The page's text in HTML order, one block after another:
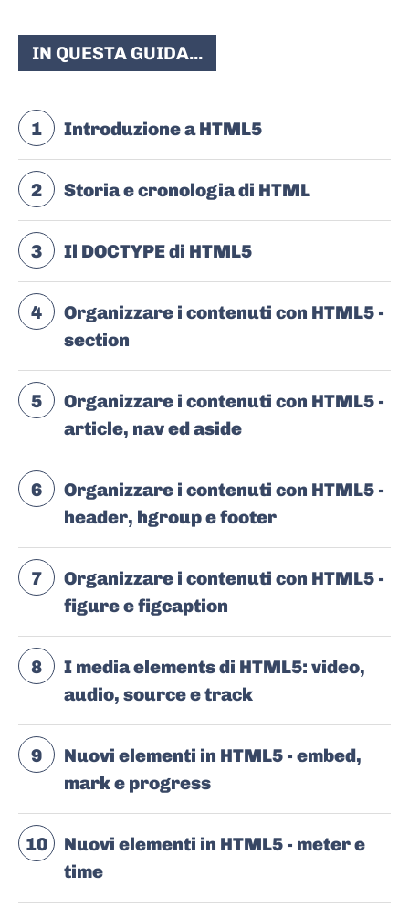
IN QUESTA GUIDA...
1 Introduzione a HTML5
2 Storia e cronologia di HTML
3 Il DOCTYPE di HTML5
4
Organizzare i contenuti con HTML5 -
section
5
Organizzare i contenuti con HTML5 -
article, nav ed aside
6
Organizzare i contenuti con HTML5 -
header, hgroup e footer
7
Organizzare i contenuti con HTML5 -
figure e figcaption
8
I media elements di HTML5: video,
audio, source e track
9
Nuovi elementi in HTML5 - embed,
mark e progress
10
Nuovi elementi in HTML5 - meter e
time